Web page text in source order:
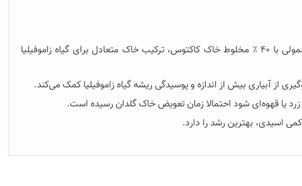
مخلوط 60 ٪ خاک گلدان معمولی با 40 ٪ مخلوط خاک کاکتوس، ترکیب خاک متعادل برای گیاه زاموفیلیا
از آبیاری بیش از اندازه و پوسیدگی ریشه گیاه زاموفیلیا کمک می‌کند.
زرد یا قهوه‌ای شود احتمالا زمان تعویض خاک گلدان رسیده است.